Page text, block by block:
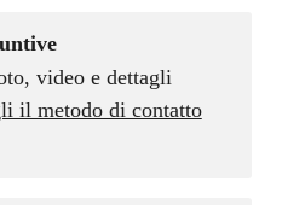
video e dettagli
il metodo di contatto